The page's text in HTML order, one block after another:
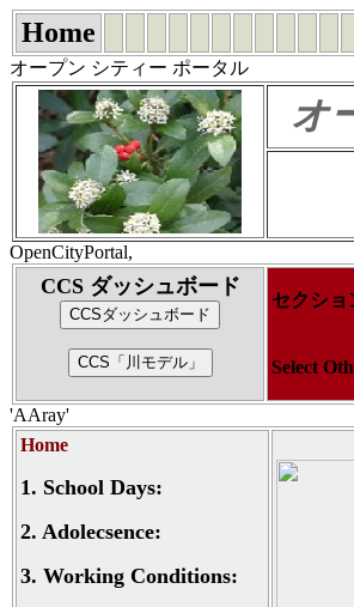
Home
オープン シティー ポータル
オ
OpenCityPortal,
CCS ダッシュボード
セクシ
Select
'AAray'
Home
1. School Days:
2. Adolecsence:
3. Working Conditions: